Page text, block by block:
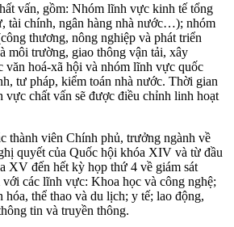
vấn, gồm: Nhóm lĩnh vực kinh tế tổng
tài chính, ngân hàng nhà nước…); nhóm
thương, nông nghiệp và phát triển
môi trường, giao thông vận tải, xây
hoá-xã hội và nhóm lĩnh vực quốc
tư pháp, kiểm toán nhà nước. Thời gian
vực chất vấn sẽ được điều chỉnh linh hoạt
thành viên Chính phủ, trưởng ngành về
quyết của Quốc hội khóa XIV và từ đầu
XV đến hết kỳ họp thứ 4 về giám sát
các lĩnh vực: Khoa học và công nghệ;
hóa, thể thao và du lịch; y tế; lao động,
tin và truyền thông.